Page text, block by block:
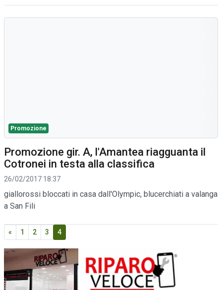
Promozione
Promozione gir. A, l'Amantea riagguanta il
Cotronei in testa alla classifica
26/02/2017 18:37
giallorossi bloccati in casa dall'Olympic, blucerchiati a valanga
a San Fili
« 1 2 3 4